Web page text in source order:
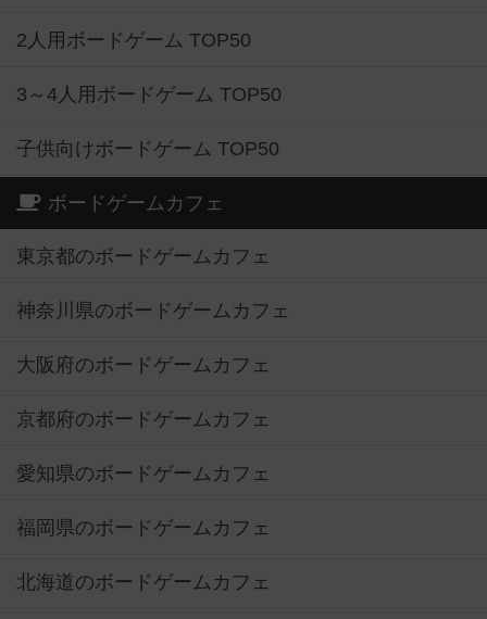
2人用ボードゲーム TOP50
3～4人用ボードゲーム TOP50
子供向けボードゲーム TOP50
ボードゲームカフェ
東京都のボードゲームカフェ
神奈川県のボードゲームカフェ
大阪府のボードゲームカフェ
京都府のボードゲームカフェ
愛知県のボードゲームカフェ
福岡県のボードゲームカフェ
北海道のボードゲームカフェ